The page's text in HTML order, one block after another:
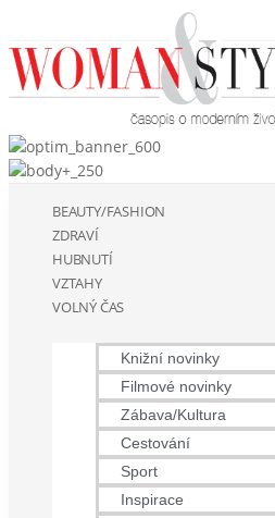
BEAUTY/FASHION
ZDRAVÍ
HUBNUTÍ
VZTAHY
VOLNÝ ČAS
Knižní novinky
Filmové novinky
Zábava/Kultura
Cestování
Sport
Inspirace